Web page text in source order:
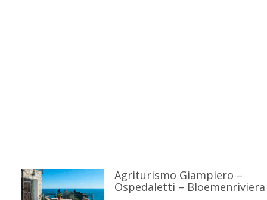
Agriturismo Giampiero –
Ospedaletti – Bloemenriviera